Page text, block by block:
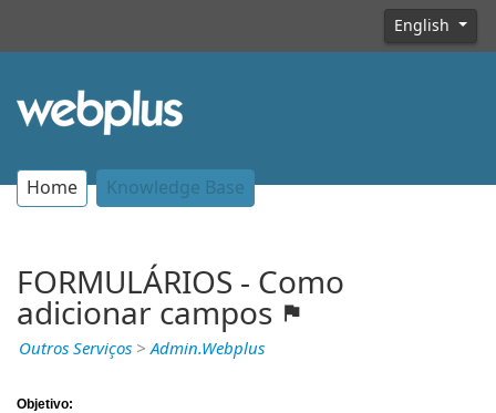
English
Home Knowledge Base
FORMULÁRIOS - Como
adicionar campos
Outros Serviços >Admin.Webplus
Objetivo: